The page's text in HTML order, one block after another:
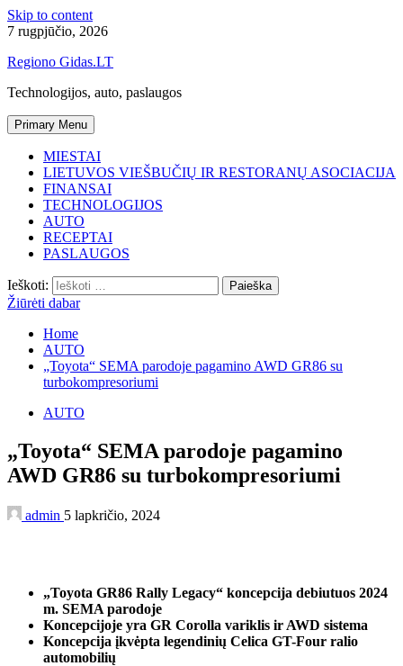
Skip to content
7 rugpjūčio, 2026
Regiono Gidas.LT
Technologijos, auto, paslaugos
Primary Menu
MIESTAI
LIETUVOS VIEŠBUČIŲ IR RESTORANŲ ASOCIACIJA
FINANSAI
TECHNOLOGIJOS
AUTO
RECEPTAI
PASLAUGOS
Ieškoti:
Žiūrėti dabar
Home
AUTO
„Toyota“ SEMA parodoje pagamino AWD GR86 su
turbokompresoriumi
AUTO
„Toyota“ SEMA parodoje pagamino
AWD GR86 su turbokompresoriumi
admin 5 lapkričio, 2024
„Toyota GR86 Rally Legacy“ koncepcija debiutuos 2024
m. SEMA parodoje
Koncepcijoje yra GR Corolla variklis ir AWD sistema
Koncepcija įkvėpta legendinių Celica GT-Four ralio
automobilių